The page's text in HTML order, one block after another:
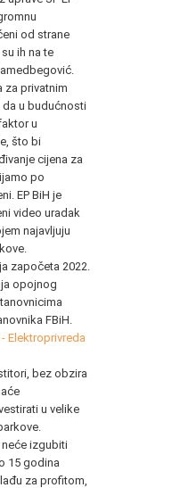
od strane
ih na te
za privatnim
u budućnosti
u
što bi
cijena za
po
EP BiH je
video uradak
najavljuju
započeta 2022.
opojnog
FBiH.
Elektroprivreda
bez obzira
u velike
izgubiti
15 godina
za profitom,